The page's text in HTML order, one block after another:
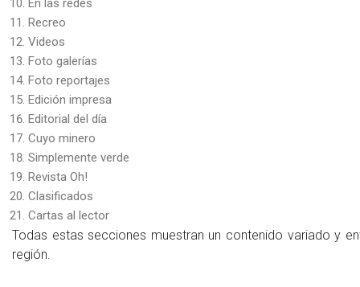
En las redes
Recreo
Videos
Foto galerías
Foto reportajes
Edición impresa
Editorial del día
Cuyo minero
Simplemente verde
Revista Oh!
Clasificados
Cartas al lector
Todas estas secciones muestran un contenido variado y
región.